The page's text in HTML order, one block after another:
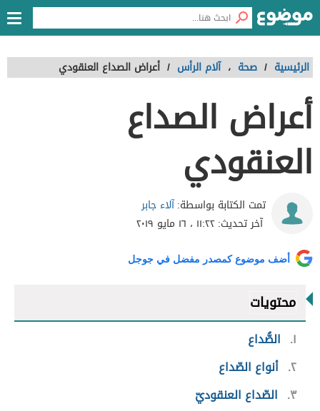
الرئيسية / صحة ، آلام الرأس / أعراض الصداع العنقودي
أعراض الصداع
العنقودي
تمت الكتابة بواسطة:آلاء جابر
آخر تحديث:١١:٢٢ ، ١٦ مايو ٢٠١٩
أضف موضوع كمصدر مفضل في جوجل
محتويات
١
الصُّداع
٢ أنواع الصّداع
٣
الصّداع العنقوديّ